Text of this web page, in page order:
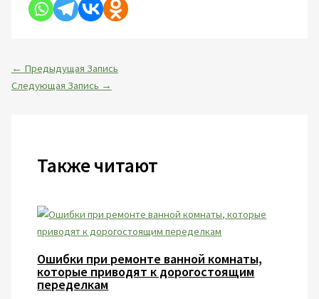
← Предыдущая Запись
Следующая Запись →
Также читают
Ошибки при ремонте ванной комнаты,
которые приводят к дорогостоящим
переделкам